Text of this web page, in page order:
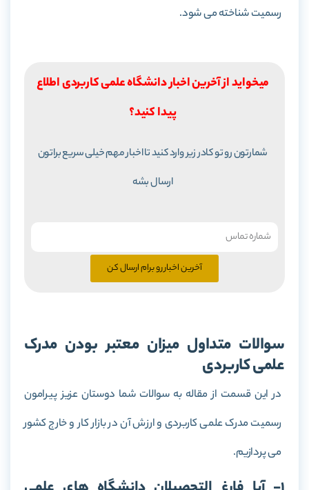
رسمیت شناخته می شود.
میخواید از آخرین اخبار دانشگاه علمی کاربردی اطلاع
پیدا کنید؟
شمارتون رو تو کادر زیر وارد کنید تا اخبار مهم خیلی سریع براتون
ارسال بشه
آخرین اخبار رو برام ارسال کن
سوالات متداول میزان معتبر بودن مدرک
علمی کاربردی
در این قسمت از مقاله به سوالات شما دوستان عزیز پیرامون
رسمیت مدرک علمی کاربردی و ارزش آن در بازار کار و خارج کشور
می پردازیم.